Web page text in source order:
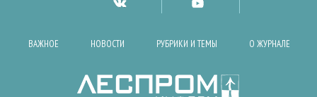
ВАЖНОЕ НОВОСТИ РУБРИКИ И ТЕМЫ О ЖУРНАЛЕ